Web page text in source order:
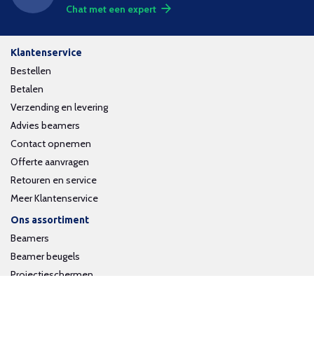
Chat met een expert
Klantenservice
Bestellen
Betalen
Verzending en levering
Advies beamers
Contact opnemen
Offerte aanvragen
Retouren en service
Meer Klantenservice
Ons assortiment
Beamers
Beamer beugels
Projectieschermen